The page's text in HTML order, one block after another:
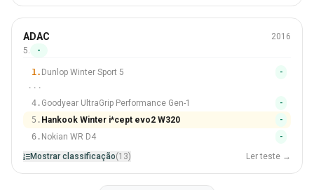
225/45 R17
#5 De 13 Pneus
ADAC
2016
5.
-
1. Dunlop Winter Sport 5 -
···
4. Goodyear UltraGrip Performance Gen-1 -
5. Hankook Winter i*cept evo2 W320 -
6. Nokian WR D4 -
Mostrar classificação(13) Ler teste →